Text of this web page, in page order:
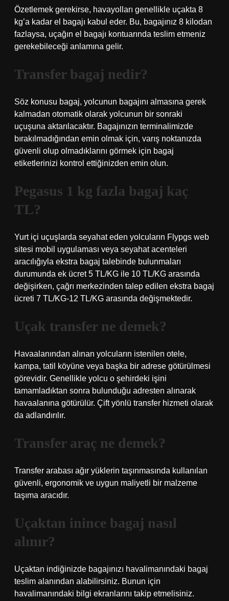
Özetlemek gerekirse, havayolları genellikle uçakta 8
kg’a kadar el bagajı kabul eder. Bu, bagajınız 8 kilodan
fazlaysa, uçağın el bagajı kontuarında teslim etmeniz
gerekebileceği anlamına gelir.
Transfer bagaj nedir?
Söz konusu bagaj, yolcunun bagajını almasına gerek
kalmadan otomatik olarak yolcunun bir sonraki
uçuşuna aktarılacaktır. Bagajınızın terminalimizde
bırakılmadığından emin olmak için, varış noktanızda
güvenli olup olmadıklarını görmek için bagaj
etiketlerinizi kontrol ettiğinizden emin olun.
Pegasus 1 kg fazla bagaj kaç
TL?
Yurt içi uçuşlarda seyahat eden yolcuların Flypgs web
sitesi mobil uygulaması veya seyahat acenteleri
aracılığıyla ekstra bagaj talebinde bulunmaları
durumunda ek ücret 5 TL/KG ile 10 TL/KG arasında
değişirken, çağrı merkezinden talep edilen ekstra bagaj
ücreti 7 TL/KG-12 TL/KG arasında değişmektedir.
Uçak transfer ne demek?
Havaalanından alınan yolcuların istenilen otele,
kampa, tatil köyüne veya başka bir adrese götürülmesi
görevidir. Genellikle yolcu o şehirdeki işini
tamamladıktan sonra bulunduğu adresten alınarak
havaalanına götürülür. Çift yönlü transfer hizmeti olarak
da adlandırılır.
Transfer araç ne demek?
Transfer arabası ağır yüklerin taşınmasında kullanılan
güvenli, ergonomik ve uygun maliyetli bir malzeme
taşıma aracıdır.
Uçaktan inince bagaj nasıl
alınır?
Uçaktan indiğinizde bagajınızı havalimanındaki bagaj
teslim alanından alabilirsiniz. Bunun için
havalimanındaki bilgi ekranlarını takip etmelisiniz.